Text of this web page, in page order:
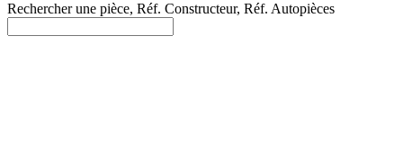
Rechercher une pièce, Réf. Constructeur, Réf. Autopièces